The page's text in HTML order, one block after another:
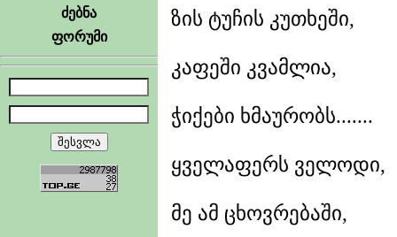
ძებნა
ფორუმი
ზის ტუჩის კუთხეში,
კაფეში კვამლია,
ჭიქები ხმაურობს.......
ყველაფერს ველოდი,
მე ამ ცხოვრებაში,